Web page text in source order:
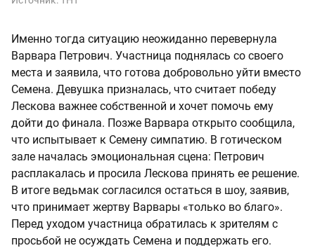
Именно тогда ситуацию неожиданно перевернула
Варвара Петрович. Участница поднялась со своего
места и заявила, что готова добровольно уйти вместо
Семена. Девушка призналась, что считает победу
Лескова важнее собственной и хочет помочь ему
дойти до финала. Позже Варвара открыто сообщила,
что испытывает к Семену симпатию. В готическом
зале началась эмоциональная сцена: Петрович
расплакалась и просила Лескова принять ее решение.
В итоге ведьмак согласился остаться в шоу, заявив,
что принимает жертву Варвары «только во благо».
Перед уходом участница обратилась к зрителям с
просьбой не осуждать Семена и поддержать его.